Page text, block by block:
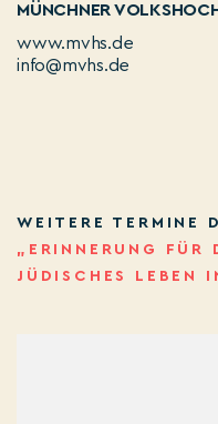
MÜNCHNER
www.mvhs.de
info@mvhs.de
WEITERE TERMINE
„ERINNERUNG FÜR
JÜDISCHES LEBEN